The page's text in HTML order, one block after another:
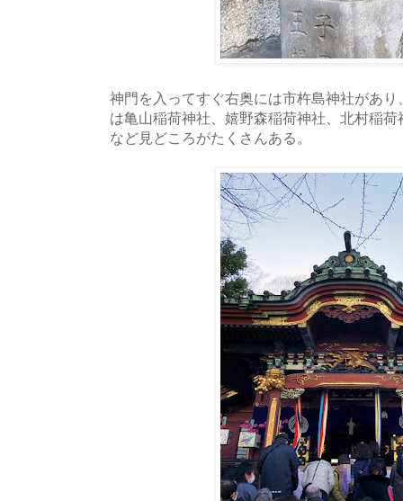
神門を入ってすぐ右奥には市杵島神社があ
は亀山稲荷神社、嬉野森稲荷神社、北村稲
など見どころがたくさんある。